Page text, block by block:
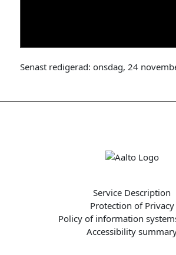
Senast redigerad: onsdag, 24
Service Description
Protection of Privacy
Policy of information
Accessibility